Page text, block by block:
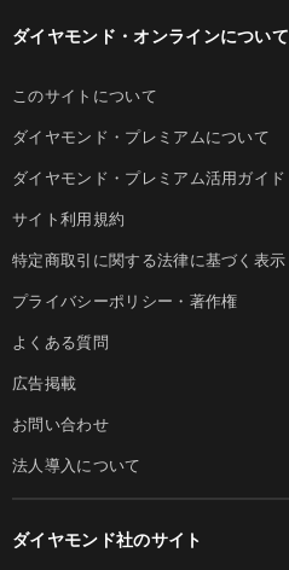
ダイヤモンド・オンラインについて
このサイトについて
ダイヤモンド・プレミアムについて
ダイヤモンド・プレミアム活用ガイド
サイト利用規約
特定商取引に関する法律に基づく表示
プライバシーポリシー・著作権
よくある質問
広告掲載
お問い合わせ
法人導入について
ダイヤモンド社のサイト